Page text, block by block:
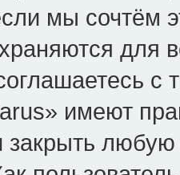
мы сочтём
для
имеют
закрыть